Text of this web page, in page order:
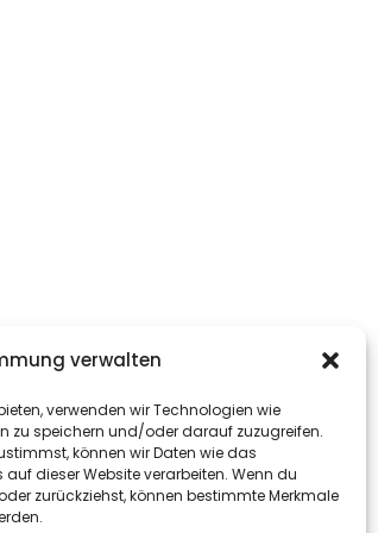
verwalten
verwenden wir Technologien wie
zu speichern und/oder darauf zuzugreifen.
können wir Daten wie das
dieser Website verarbeiten. Wenn du
zurückziehst, können bestimmte Merkmale